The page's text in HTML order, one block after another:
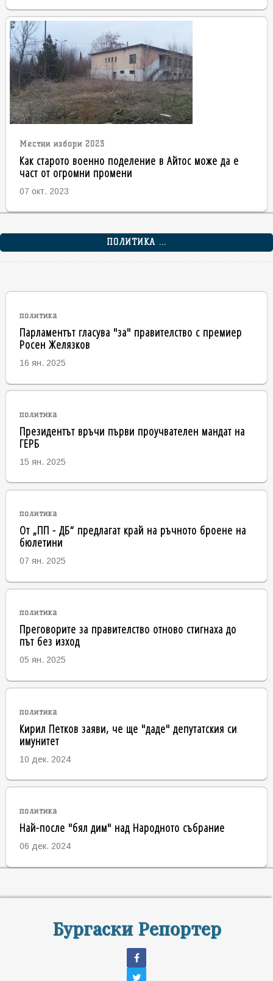
Местни избори 2023
Как старото военно поделение в Айтос може да е
част от огромни промени
07 окт. 2023
ПОЛИТИКА ...
политика
Парламентът гласува "за" правителство с премиер
Росен Желязков
16 ян. 2025
политика
Президентът връчи първи проучвателен мандат на
ГЕРБ
15 ян. 2025
политика
От „ПП - ДБ“ предлагат край на ръчното броене на
бюлетини
07 ян. 2025
политика
Преговорите за правителство отново стигнаха до
път без изход
05 ян. 2025
политика
Кирил Петков заяви, че ще "даде" депутатския си
имунитет
10 дек. 2024
политика
Най-после "бял дим" над Народното събрание
06 дек. 2024
Бургаски Репортер